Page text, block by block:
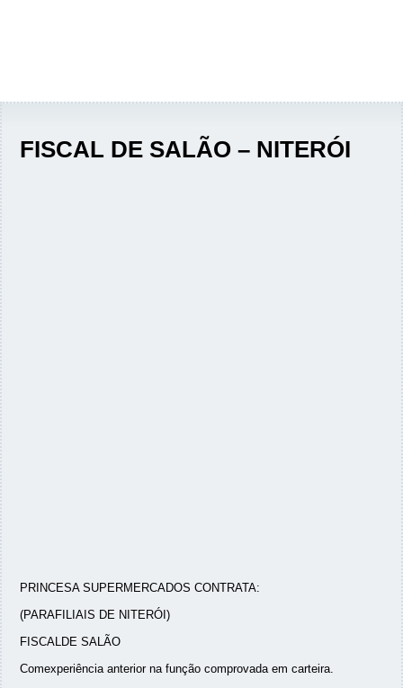
FISCAL DE SALÃO – NITERÓI
PRINCESA SUPERMERCADOS CONTRATA:
(PARAFILIAIS DE NITERÓI)
FISCALDE SALÃO
Comexperiência anterior na função comprovada em carteira.